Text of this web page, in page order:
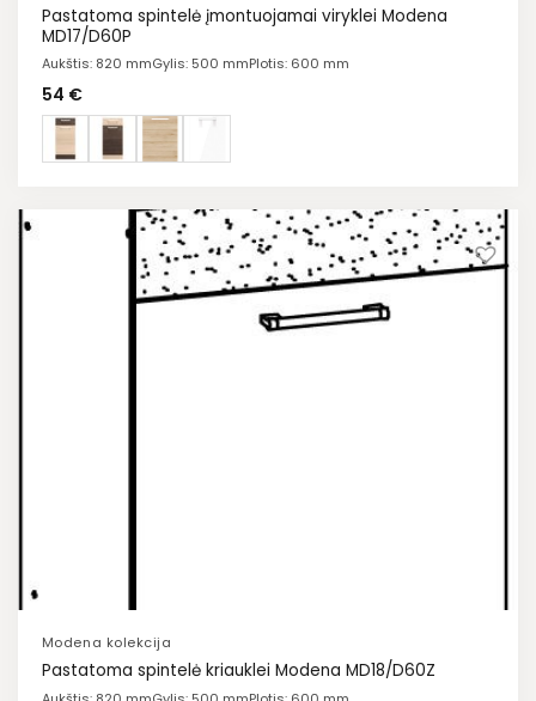
Pastatoma spintelė įmontuojamai viryklei Modena
MD17/D60P
Aukštis: 820 mmGylis: 500 mmPlotis: 600 mm
54 €
Modena kolekcija
Pastatoma spintelė kriauklei Modena MD18/D60Z